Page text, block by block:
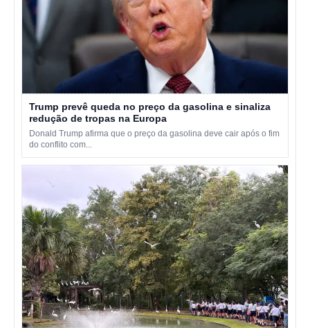
Trump prevê queda no preço da gasolina e sinaliza
redução de tropas na Europa
Donald Trump afirma que o preço da gasolina deve cair após o fim
do conflito com...